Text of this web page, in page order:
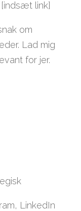
link]
om
Lad mig
for jer.
LinkedIn